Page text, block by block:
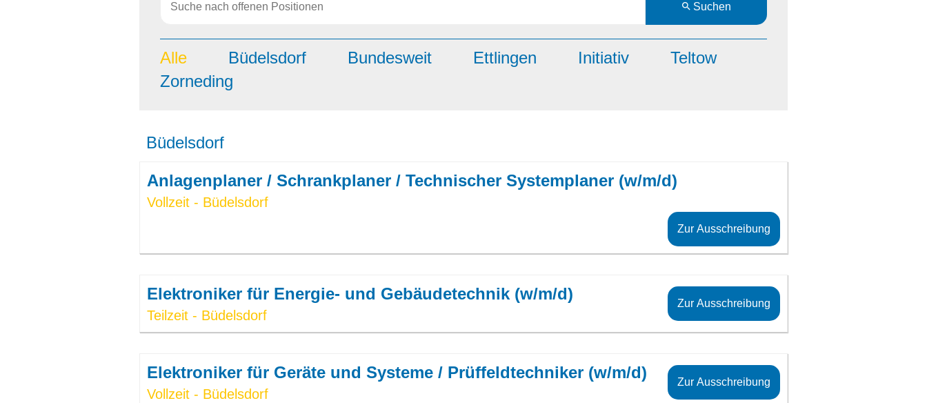
Suchen
Alle Büdelsdorf Bundesweit Ettlingen Initiativ
Teltow
Zorneding
Büdelsdorf
Anlagenplaner / Schrankplaner / Technischer Systemplaner (w/m/d)
Vollzeit - Büdelsdorf
Zur Ausschreibung
Elektroniker für Energie- und Gebäudetechnik (w/m/d)
Teilzeit - Büdelsdorf
Zur Ausschreibung
Elektroniker für Geräte und Systeme / Prüffeldtechniker (w/m/d)
Vollzeit - Büdelsdorf
Zur Ausschreibung